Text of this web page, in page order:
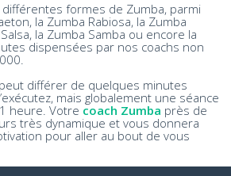
formes de Zumba, parmi
la Zumba Rabiosa, la Zumba
la Zumba Samba ou encore la
dispensées par nos coachs non
différer de quelques minutes
mais globalement une séance
heure. Votre coach Zumba près de
très dynamique et vous donnera
pour aller au bout de vous